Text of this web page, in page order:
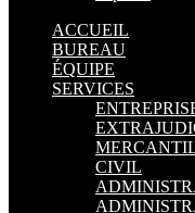
ACCUEIL
BUREAU
ÉQUIPE
SERVICES
CIVIL